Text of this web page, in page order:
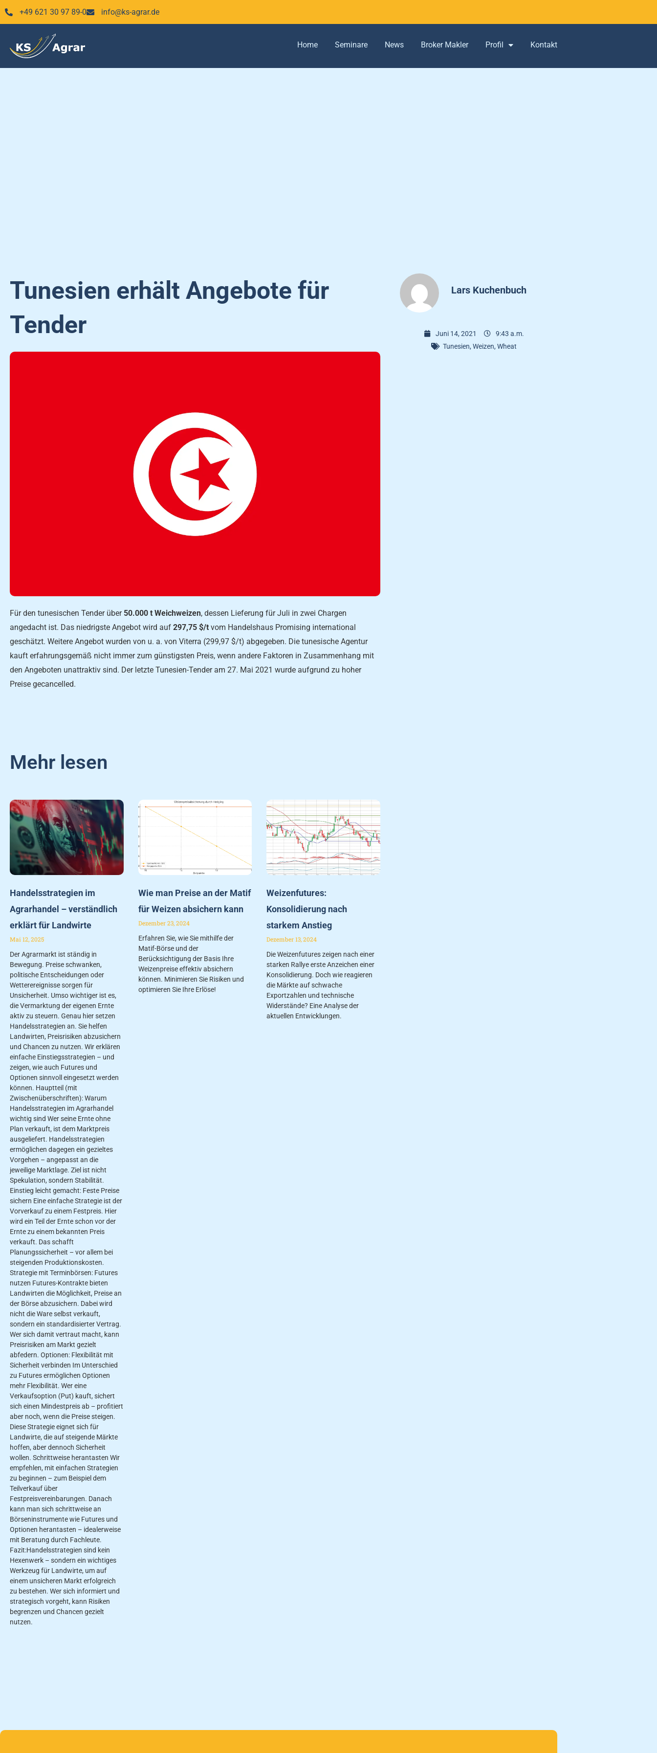
Zum
Inhalt
+49 621 30 97 89-0 info@ks-agrar.de
Home Seminare News Broker Makler Profil Kontakt
Tunesien erhält Angebote für
Tender
Für den tunesischen Tender über 50.000 t Weichweizen, dessen Lieferung für Juli in zwei Chargen
angedacht ist. Das niedrigste Angebot wird auf 297,75 $/t vom Handelshaus Promising international
geschätzt. Weitere Angebot wurden von u. a. von Viterra (299,97 $/t) abgegeben. Die tunesische Agentur
kauft erfahrungsgemäß nicht immer zum günstigsten Preis, wenn andere Faktoren in Zusammenhang mit
den Angeboten unattraktiv sind. Der letzte Tunesien-Tender am 27. Mai 2021 wurde aufgrund zu hoher
Preise gecancelled.
Mehr lesen
Handelsstrategien im
Agrarhandel – verständlich
erklärt für Landwirte
Mai 12, 2025
Der Agrarmarkt ist ständig in
Bewegung. Preise schwanken,
politische Entscheidungen oder
Wetterereignisse sorgen für
Unsicherheit. Umso wichtiger ist es,
die Vermarktung der eigenen Ernte
aktiv zu steuern. Genau hier setzen
Handelsstrategien an. Sie helfen
Landwirten, Preisrisiken abzusichern
und Chancen zu nutzen. Wir erklären
einfache Einstiegsstrategien – und
zeigen, wie auch Futures und
Optionen sinnvoll eingesetzt werden
können. Hauptteil (mit
Zwischenüberschriften): Warum
Handelsstrategien im Agrarhandel
wichtig sind Wer seine Ernte ohne
Plan verkauft, ist dem Marktpreis
ausgeliefert. Handelsstrategien
ermöglichen dagegen ein gezieltes
Vorgehen – angepasst an die
jeweilige Marktlage. Ziel ist nicht
Spekulation, sondern Stabilität.
Einstieg leicht gemacht: Feste Preise
sichern Eine einfache Strategie ist der
Vorverkauf zu einem Festpreis. Hier
wird ein Teil der Ernte schon vor der
Ernte zu einem bekannten Preis
verkauft. Das schafft
Planungssicherheit – vor allem bei
steigenden Produktionskosten.
Strategie mit Terminbörsen: Futures
nutzen Futures-Kontrakte bieten
Landwirten die Möglichkeit, Preise an
der Börse abzusichern. Dabei wird
nicht die Ware selbst verkauft,
sondern ein standardisierter Vertrag.
Wer sich damit vertraut macht, kann
Preisrisiken am Markt gezielt
abfedern. Optionen: Flexibilität mit
Sicherheit verbinden Im Unterschied
zu Futures ermöglichen Optionen
mehr Flexibilität. Wer eine
Verkaufsoption (Put) kauft, sichert
sich einen Mindestpreis ab – profitiert
aber noch, wenn die Preise steigen.
Diese Strategie eignet sich für
Landwirte, die auf steigende Märkte
hoffen, aber dennoch Sicherheit
wollen. Schrittweise herantasten Wir
empfehlen, mit einfachen Strategien
zu beginnen – zum Beispiel dem
Teilverkauf über
Festpreisvereinbarungen. Danach
kann man sich schrittweise an
Börseninstrumente wie Futures und
Optionen herantasten – idealerweise
mit Beratung durch Fachleute.
Fazit:Handelsstrategien sind kein
Hexenwerk – sondern ein wichtiges
Werkzeug für Landwirte, um auf
einem unsicheren Markt erfolgreich
zu bestehen. Wer sich informiert und
strategisch vorgeht, kann Risiken
begrenzen und Chancen gezielt
nutzen.
Wie man Preise an der Matif
für Weizen absichern kann
Dezember 23, 2024
Erfahren Sie, wie Sie mithilfe der
Matif-Börse und der
Berücksichtigung der Basis Ihre
Weizenpreise effektiv absichern
können. Minimieren Sie Risiken und
optimieren Sie Ihre Erlöse!
Weizenfutures:
Konsolidierung nach
starkem Anstieg
Dezember 13, 2024
Die Weizenfutures zeigen nach einer
starken Rallye erste Anzeichen einer
Konsolidierung. Doch wie reagieren
die Märkte auf schwache
Exportzahlen und technische
Widerstände? Eine Analyse der
aktuellen Entwicklungen.
Lars Kuchenbuch
Juni 14, 2021
9:43 a.m.
Tunesien, Weizen, Wheat